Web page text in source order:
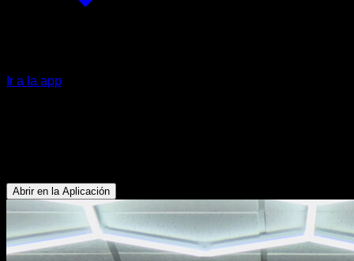
Ir a la app
Abrir en la Aplicación